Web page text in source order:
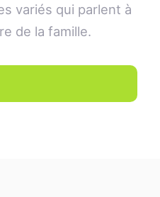
variés qui parlent à
de la famille.